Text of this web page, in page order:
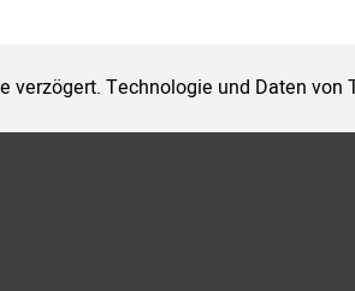
Technologie und Daten von